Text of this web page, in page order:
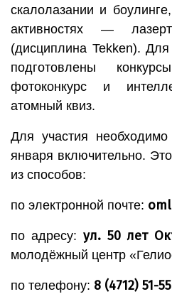
скалолазании и
активностях —
(дисциплина Tekken).
подготовлены
фотоконкурс и
атомный квиз.
Для участия
января включительно.
из способов:
по электронной почте:
по адресу: ул. 50 лет
молодёжный центр
по телефону: 8 (4712) 51-